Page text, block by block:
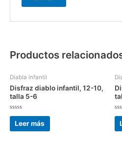
Productos
Diabla infantil
Disfraz diablo infantil, 12-10,
talla 5-6
Valorado
con
de
Leer más
con
de